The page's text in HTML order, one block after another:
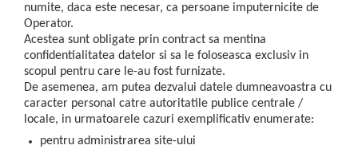
numite, daca este necesar, ca persoane imputernicite de
Operator.
Acestea sunt obligate prin contract sa mentina
confidentialitatea datelor si sa le foloseasca exclusiv in
scopul pentru care le-au fost furnizate.
De asemenea, am putea dezvalui datele dumneavoastra cu
caracter personal catre autoritatile publice centrale /
locale, in urmatoarele cazuri exemplificativ enumerate:
pentru administrarea site-ului